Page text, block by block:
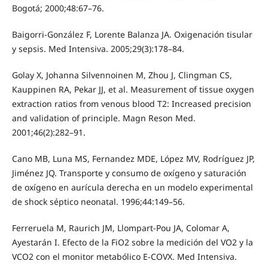
Bogotá; 2000;48:67–76.
Baigorri-González F, Lorente Balanza JA. Oxigenación tisular
y sepsis. Med Intensiva. 2005;29(3):178–84.
Golay X, Johanna Silvennoinen M, Zhou J, Clingman CS,
Kauppinen RA, Pekar JJ, et al. Measurement of tissue oxygen
extraction ratios from venous blood T2: Increased precision
and validation of principle. Magn Reson Med.
2001;46(2):282–91.
Cano MB, Luna MS, Fernandez MDE, López MV, Rodríguez JP,
Jiménez JQ. Transporte y consumo de oxígeno y saturación
de oxígeno en aurícula derecha en un modelo experimental
de shock séptico neonatal. 1996;44:149–56.
Ferreruela M, Raurich JM, Llompart-Pou JA, Colomar A,
Ayestarán I. Efecto de la FiO2 sobre la medición del VO2 y la
VCO2 con el monitor metabólico E-COVX. Med Intensiva.